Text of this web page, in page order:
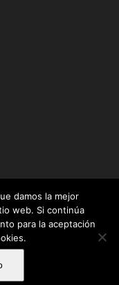
de Privacidad | Política
Generales
damos la mejor
web. Si continúa
para la aceptación